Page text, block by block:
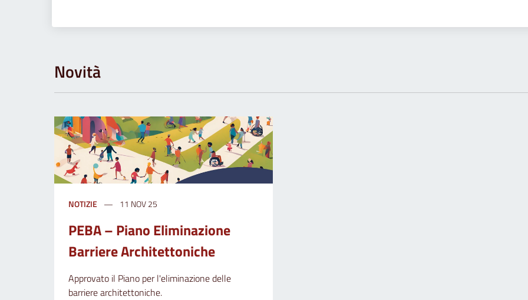
Novità
NOTIZIE 11 NOV 25
PEBA – Piano Eliminazione
Barriere Architettoniche
Approvato il Piano per l'eliminazione delle
barriere architettoniche.